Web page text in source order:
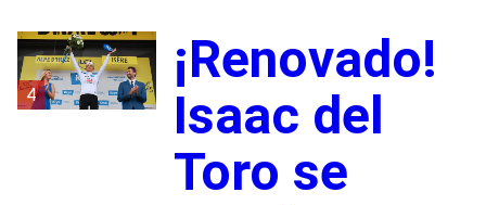
4
¡Renovado!
Isaac del
Toro se